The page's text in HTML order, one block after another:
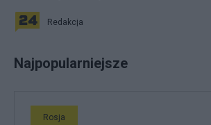
Redakcja
Najpopularniejsze
Rosja